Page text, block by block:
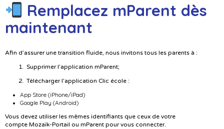
Remplacez mParent dès
maintenant
Afin d’assurer une transition fluide, nous invitons tous les parents à :
Supprimer l’application mParent;
Télécharger l’application Clic école :
App Store (iPhone/iPad)
Google Play (Android)
Vous devez utiliser les mêmes identifiants que ceux de votre
compte Mozaïk-Portail ou mParent pour vous connecter.